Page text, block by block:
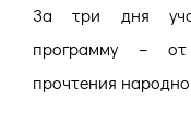
За три дня
программу –
прочтения